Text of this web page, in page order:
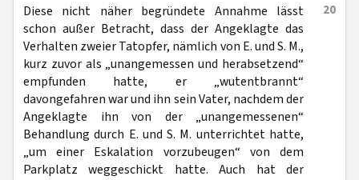
20
Diese nicht näher begründete Annahme lässt
schon außer Betracht, dass der Angeklagte das
Verhalten zweier Tatopfer, nämlich von E. und S. M.,
kurz zuvor als „unangemessen und herabsetzend“
empfunden hatte, er „wutentbrannt“
davongefahren war und ihn sein Vater, nachdem der
Angeklagte ihn von der „unangemessenen“
Behandlung durch E. und S. M. unterrichtet hatte,
„um einer Eskalation vorzubeugen“ von dem
Parkplatz weggeschickt hatte. Auch hat der